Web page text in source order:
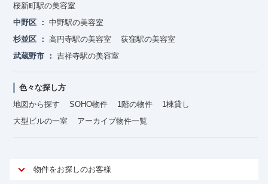
桜新町駅の美容室
中野区
中野駅の美容室
杉並区
高円寺駅の美容室
荻窪駅の美容室
武蔵野市
吉祥寺駅の美容室
色々な探し方
地図から探す
SOHO物件 1階の物件
1棟貸し
大型ビルの一室
アーカイブ物件一覧
物件をお探しのお客様